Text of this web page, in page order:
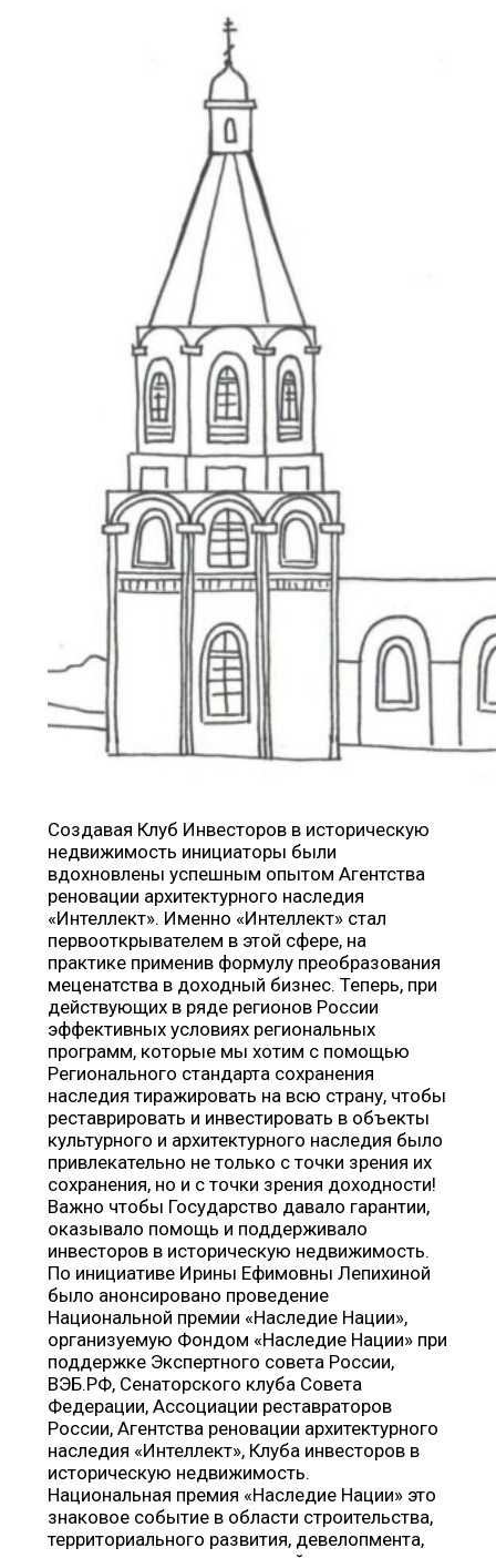
Создавая Клуб Инвесторов в историческую
недвижимость инициаторы были
вдохновлены успешным опытом Агентства
реновации архитектурного наследия
«Интеллект». Именно «Интеллект» стал
первооткрывателем в этой сфере, на
практике применив формулу преобразования
меценатства в доходный бизнес. Теперь, при
действующих в ряде регионов России
эффективных условиях региональных
программ, которые мы хотим с помощью
Регионального стандарта сохранения
наследия тиражировать на всю страну, чтобы
реставрировать и инвестировать в объекты
культурного и архитектурного наследия было
привлекательно не только с точки зрения их
сохранения, но и с точки зрения доходности!
Важно чтобы Государство давало гарантии,
оказывало помощь и поддерживало
инвесторов в историческую недвижимость.
По инициативе Ирины Ефимовны Лепихиной
было анонсировано проведение
Национальной премии «Наследие Нации»,
организуемую Фондом «Наследие Нации» при
поддержке Экспертного совета России,
ВЭБ.РФ, Сенаторского клуба Совета
Федерации, Ассоциации реставраторов
России, Агентства реновации архитектурного
наследия «Интеллект», Клуба инвесторов в
историческую недвижимость.
Национальная премия «Наследие Нации» это
знаковое событие в области строительства,
территориального развития, девелопмента,